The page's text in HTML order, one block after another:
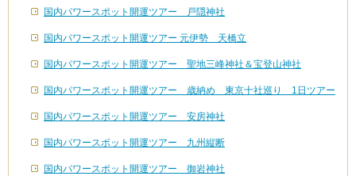
国内パワースポット開運ツアー 戸隠神社
国内パワースポット開運ツアー 元伊勢 天橋立
国内パワースポット開運ツアー 聖地三峰神社＆宝登山神社
国内パワースポット開運ツアー 歳納め 東京十社巡り 1日ツアー
国内パワースポット開運ツアー 安房神社
国内パワースポット開運ツアー 九州縦断
国内パワースポット開運ツアー 御岩神社